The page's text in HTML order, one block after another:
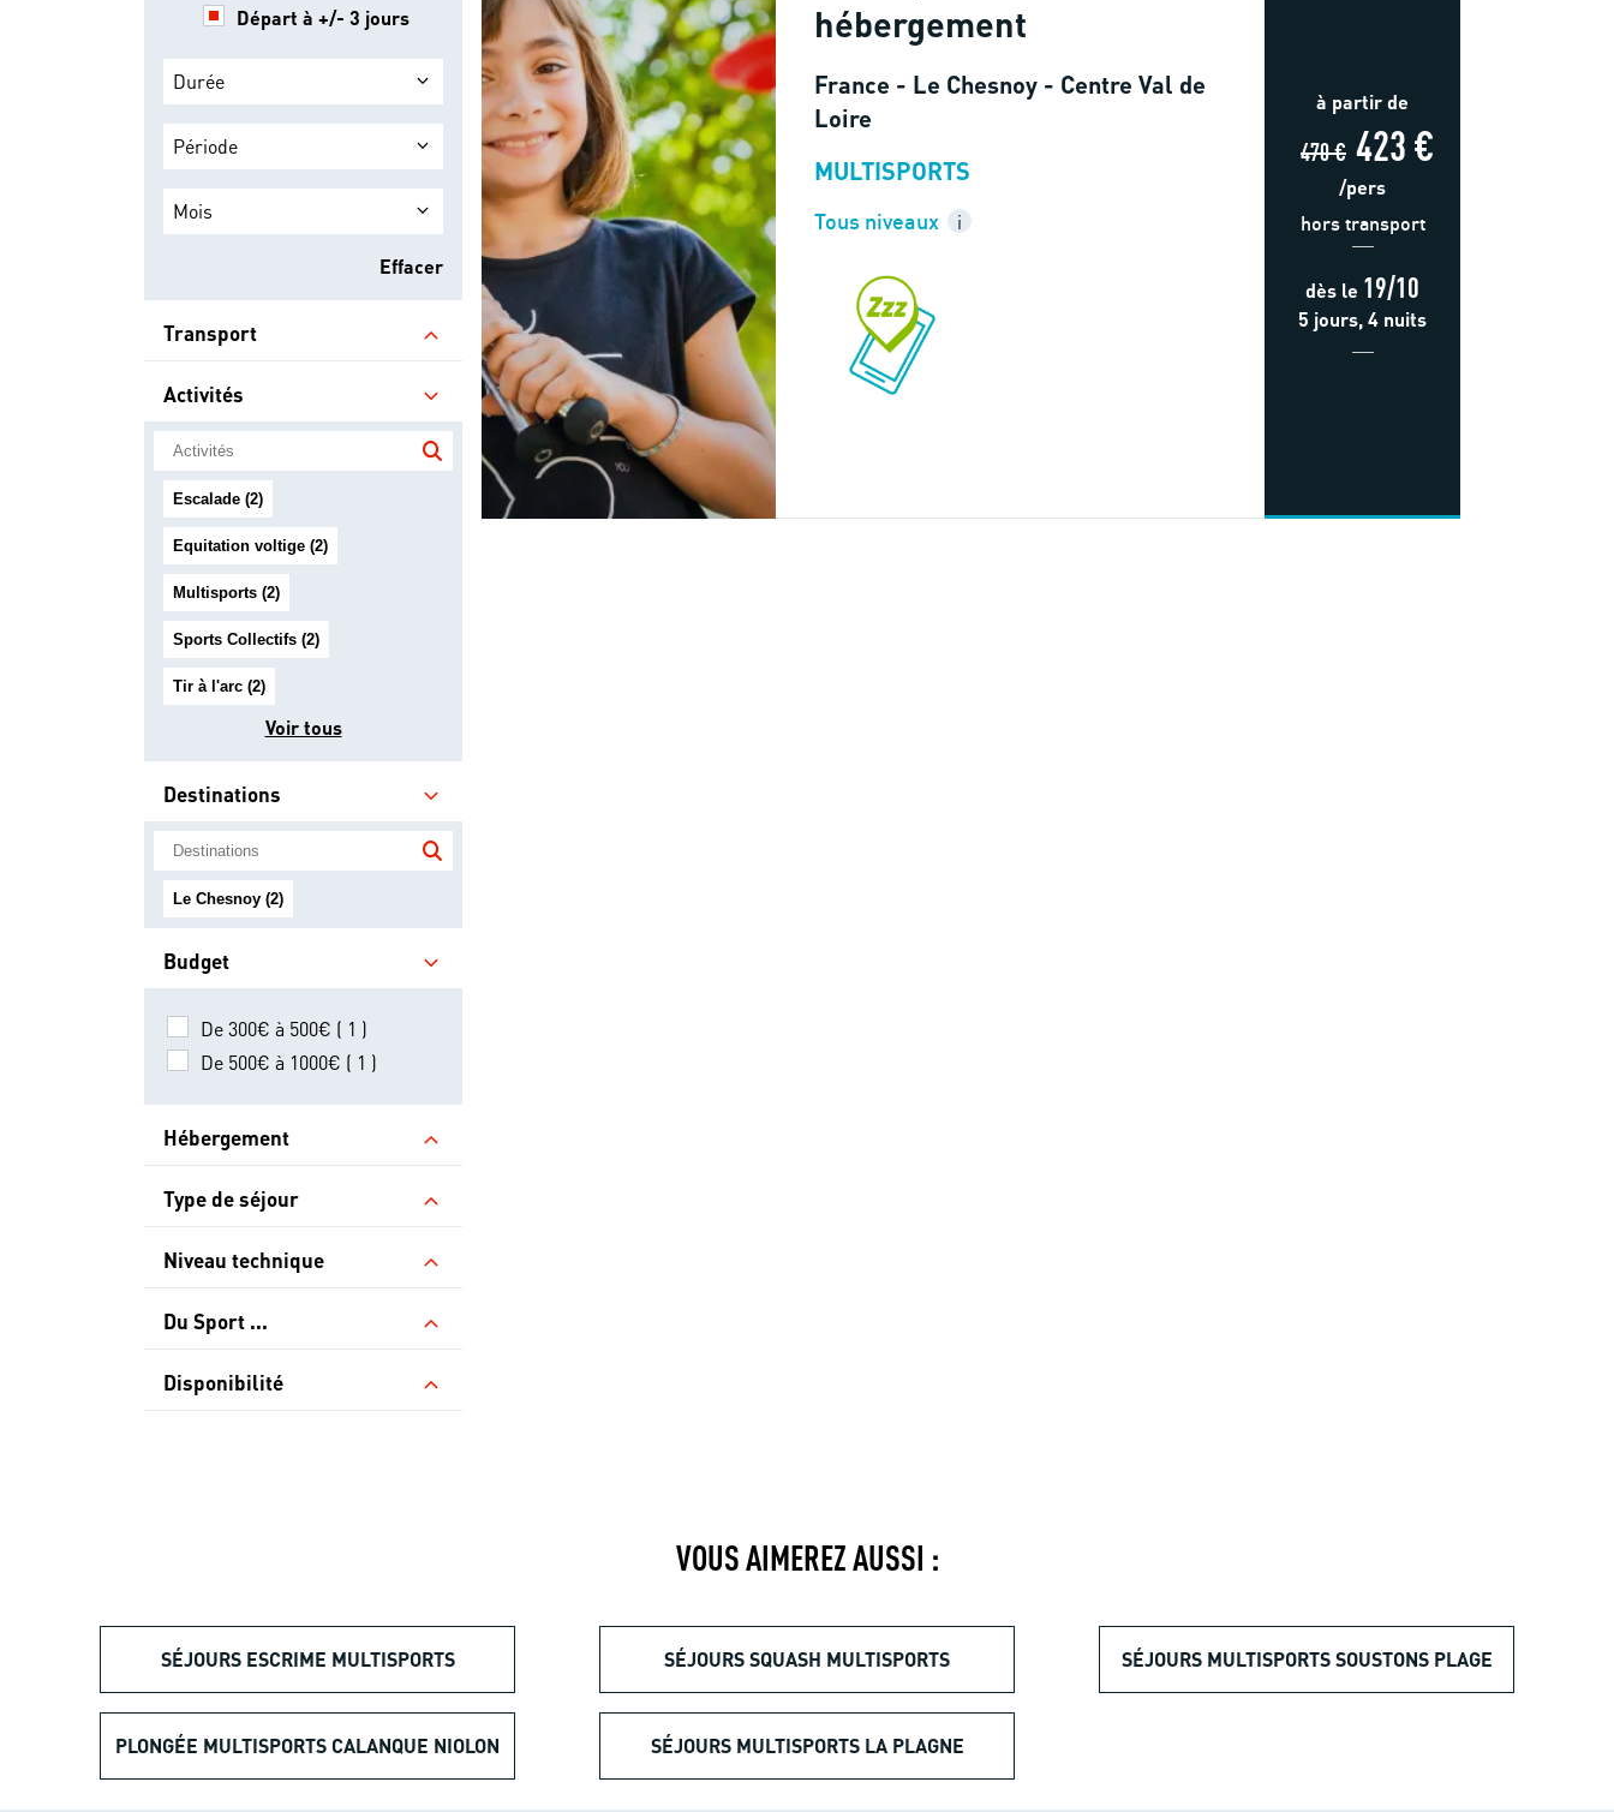
Départ à +/- 3 jours
Durée
Période
Mois
Effacer
Transport
Activités
Escalade (2)
Equitation voltige (2)
Multisports (2)
Sports Collectifs (2)
Tir à l'arc (2)
Voir tous
Destinations
Le Chesnoy (2)
Budget
De 300€ à 500€ ( 1 )
De 500€ à 1000€ ( 1 )
Hébergement
Type de séjour
Niveau technique
Du Sport ...
Disponibilité
hébergement
France - Le Chesnoy - Centre Val de
Loire
MULTISPORTS
Tous niveaux i
à partir de
470 € 423 €
/pers
hors transport
dès le 19/10
5 jours, 4 nuits
VOUS AIMEREZ AUSSI :
SÉJOURS ESCRIME MULTISPORTS SÉJOURS SQUASH MULTISPORTS SÉJOURS MULTISPORTS SOUSTONS PLAGE
PLONGÉE MULTISPORTS CALANQUE NIOLON SÉJOURS MULTISPORTS LA PLAGNE